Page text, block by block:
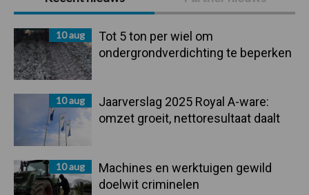
Sidebar
10 aug
Tot 5 ton per wiel om
ondergrondverdichting te beperken
10 aug
Jaarverslag 2025 Royal A-ware:
omzet groeit, nettoresultaat daalt
10 aug
Machines en werktuigen gewild
doelwit criminelen